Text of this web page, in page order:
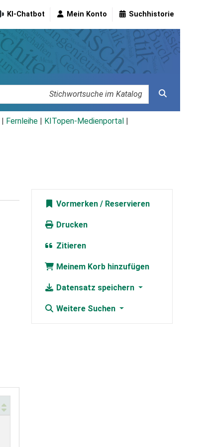
KI-Chatbot Mein Konto Suchhistorie
Fernleihe KITopen-Medienportal
Vormerken
Drucken
Zitieren
Meinem Korb hinzufügen
Datensatz speichern
Weitere Suchen